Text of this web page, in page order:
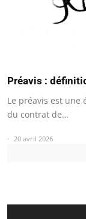
Préavis :
Le préavis est une
du contrat de…
20 avril 2026